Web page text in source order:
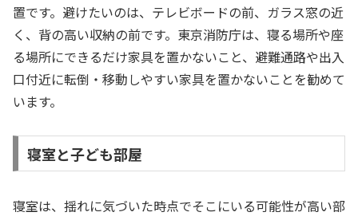
置です。避けたいのは、テレビボードの前、ガラス窓の近
く、背の高い収納の前です。東京消防庁は、寝る場所や座
る場所にできるだけ家具を置かないこと、避難通路や出入
口付近に転倒・移動しやすい家具を置かないことを勧めて
います。
寝室と子ども部屋
寝室は、揺れに気づいた時点でそこにいる可能性が高い部